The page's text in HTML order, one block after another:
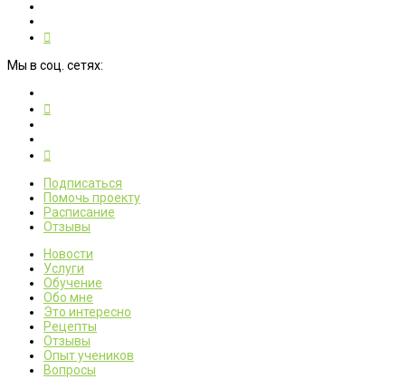
Мы в соц. сетях:
Подписаться
Помочь проекту
Расписание
Отзывы
Новости
Услуги
Обучение
Обо мне
Это интересно
Рецепты
Отзывы
Опыт учеников
Вопросы